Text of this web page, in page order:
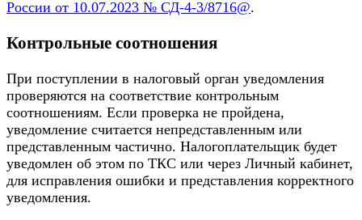
России от 10.07.2023 № СД-4-3/8716@.
Контрольные соотношения
При поступлении в налоговый орган уведомления
проверяются на соответствие контрольным
соотношениям. Если проверка не пройдена,
уведомление считается непредставленным или
представленным частично. Налогоплательщик будет
уведомлен об этом по ТКС или через Личный кабинет,
для исправления ошибки и представления корректного
уведомления.